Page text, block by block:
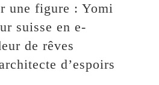
une figure : Yomi
suisse en e-
de rêves
d’espoirs